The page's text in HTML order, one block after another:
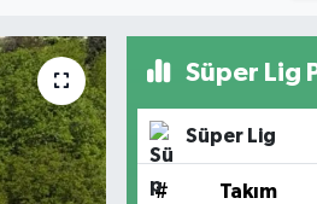
Süper Lig
Süper Lig
# Takım